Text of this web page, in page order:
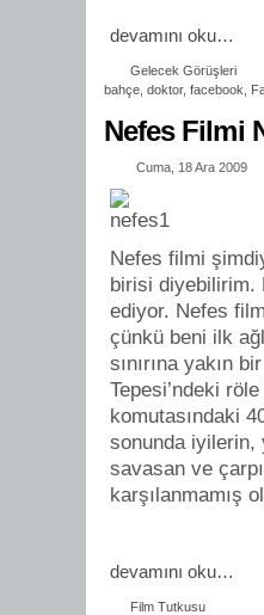
devamını oku…
Gelecek Görüşleri
bahçe doktor, facebook
Nefes Filmi
Cuma, 18 Ara 2009
Nefes filmi
birisi diyebilirim.
ediyor. Nefes
çünkü beni ilk
sınırına yakın
Tepesi’ndeki
komutasındaki
sonunda iyilerin,
savasan ve
karşılanmamış
devamını oku…
Film Tutkusu